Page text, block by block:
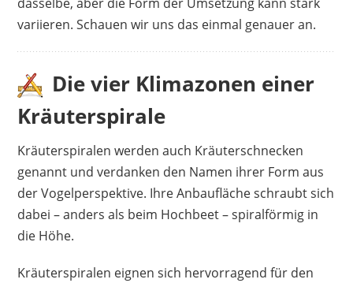
dasselbe, aber die Form der Umsetzung kann stark
variieren. Schauen wir uns das einmal genauer an.
Die vier Klimazonen einer
Kräuterspirale
Kräuterspiralen werden auch Kräuterschnecken
genannt und verdanken den Namen ihrer Form aus
der Vogelperspektive. Ihre Anbaufläche schraubt sich
dabei – anders als beim Hochbeet – spiralförmig in
die Höhe.
Kräuterspiralen eignen sich hervorragend für den